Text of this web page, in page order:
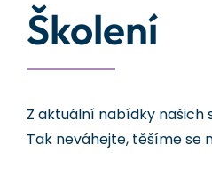
Školení
Z aktuální nabídky
Tak neváhejte, těšíme se